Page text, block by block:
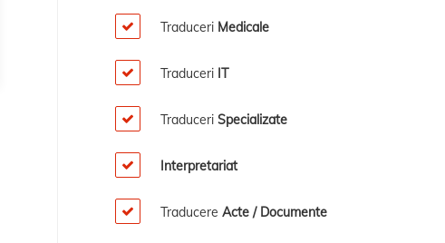
Traduceri Medicale
Traduceri IT
Traduceri Specializate
Interpretariat
Traducere Acte / Documente